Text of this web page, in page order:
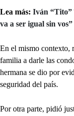
Lea más: Iván “Tito”
va a ser igual sin vos”
En el mismo contexto,
familia a darle las
hermana se dio por
seguridad del país.
Por otra parte, pidió